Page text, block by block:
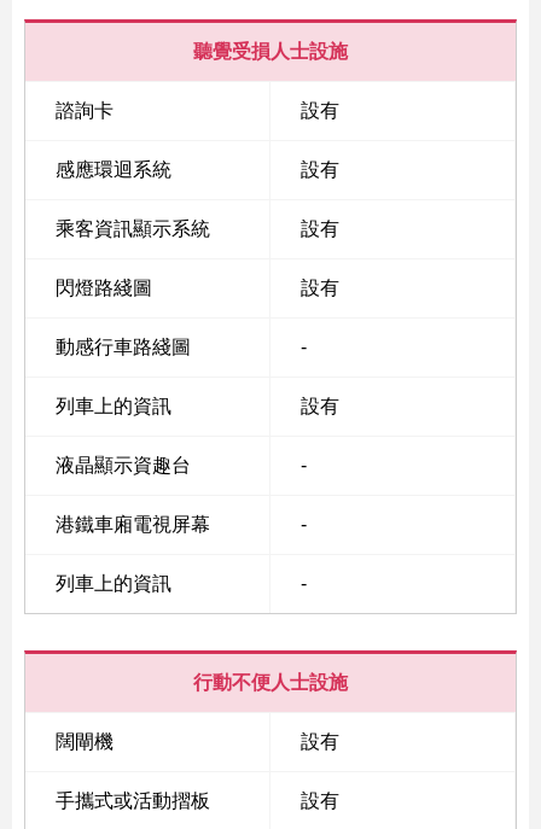
聽覺受損人士設施
諮詢卡 設有
感應環迴系統 設有
乘客資訊顯示系統 設有
閃燈路綫圖 設有
動感行車路綫圖 -
列車上的資訊 設有
液晶顯示資趣台 -
港鐵車廂電視屏幕 -
列車上的資訊 -
行動不便人士設施
闊閘機 設有
手攜式或活動摺板 設有